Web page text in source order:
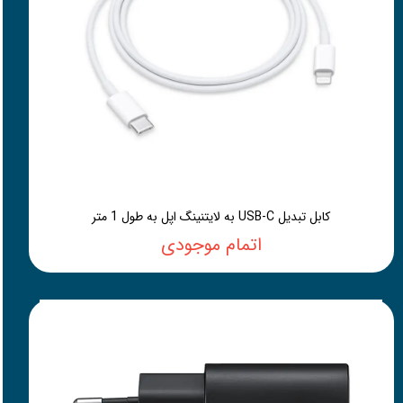
کابل تبدیل USB-C به لایتنینگ اپل به طول 1 متر
اتمام موجودی